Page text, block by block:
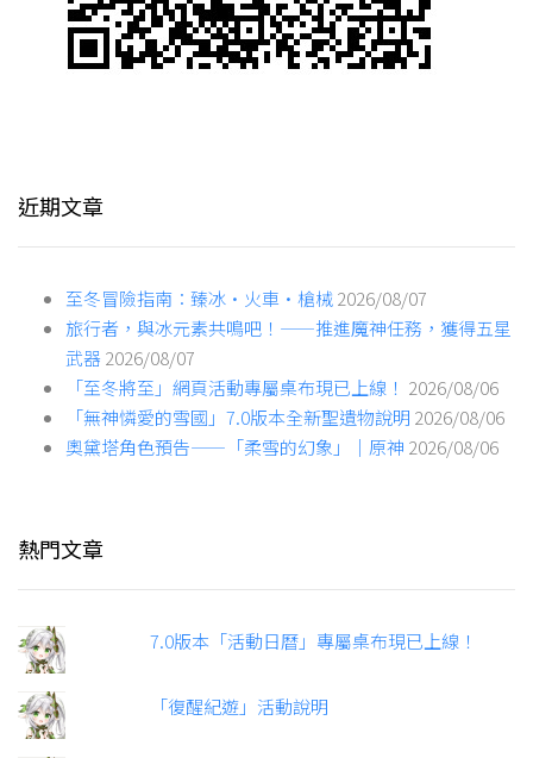
近期文章
至冬冒險指南：臻冰·火車·槍械2026/08/07
旅行者，與冰元素共鳴吧！——推進魔神任務，獲得五星
武器2026/08/07
「至冬將至」網頁活動專屬桌布現已上線！ 2026/08/06
「無神憐愛的雪國」7.0版本全新聖遺物說明 2026/08/06
奧黛塔角色預告——「柔雪的幻象」｜原神 2026/08/06
熱門文章
7.0版本「活動日曆」專屬桌布現已上線！
「復醒紀遊」活動說明